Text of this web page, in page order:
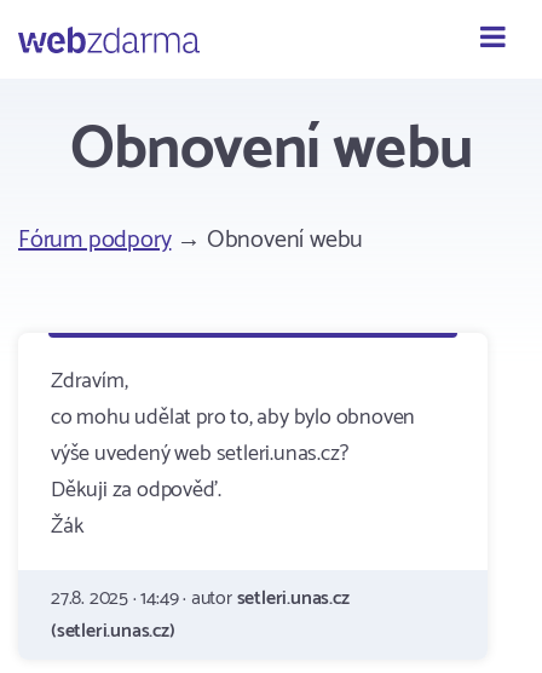
Webzdarma
Obnovení webu
Fórum podpory→ Obnovení webu
Zdravím,
co mohu udělat pro to, aby bylo obnoven
výše uvedený web setleri.unas.cz?
Děkuji za odpověď.
Žák
27.8. 2025 · 14:49 · autorsetleri.unas.cz
(setleri.unas.cz)